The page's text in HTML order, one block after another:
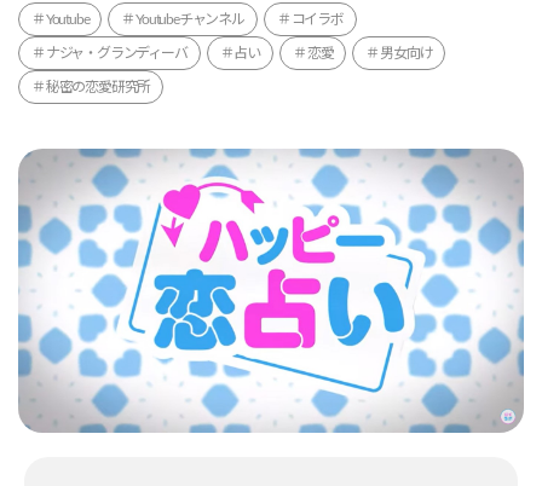
Youtube Youtubeチャンネル コイラボ
ナジャ・グランディーバ 占い 恋愛 男女向け
秘密の恋愛研究所